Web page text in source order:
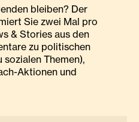
bleiben? Der
Sie zwei Mal pro
& Stories aus den
zu politischen
sozialen Themen),
Aktionen und